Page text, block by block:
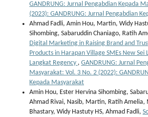
GANDRUNG: Jurnal Pengabdian Kepada
(2023): GANDRUNG: Jurnal Pengabdian
Ahmad Fadli, Amin Hou, Martin, Widy
Sihombing, Sabaruddin Chaniago, Ratih
Digital Marketing in Raising Brand and
Products in Harapan Village SMEs New Sei
Langkat Regency , GANDRUNG: Jurnal
Masyarakat: Vol. 3 No. 2 (2022):
Kepada Masyarakat
Amin Hou, Ester Hervina Sihombing,
Ahmad Rivai, Nasib, Martin, Ratih Amelia,
Bhastary, Widy Hastuty HS, Ahmad Fadli,